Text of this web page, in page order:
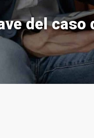
del caso